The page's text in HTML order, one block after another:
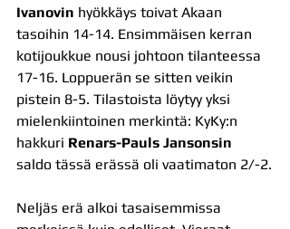
Ivanovin hyökkäys toivat Akaan
tasoihin 14-14. Ensimmäisen kerran
kotijoukkue nousi johtoon tilanteessa
17-16. Loppuerän se sitten veikin
pistein 8-5. Tilastoista löytyy yksi
mielenkiintoinen merkintä: KyKy:n
hakkuri Renars-Pauls Jansonsin
saldo tässä erässä oli vaatimaton 2/-2.
Neljäs erä alkoi tasaisemmissa